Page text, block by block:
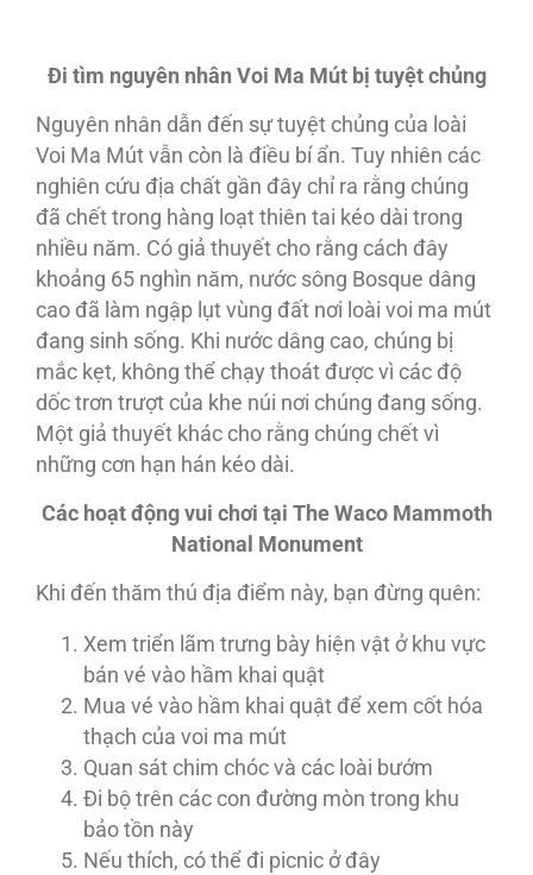
Đi tìm nguyên nhân Voi Ma Mút bị tuyệt chủng
Nguyên nhân dẫn đến sự tuyệt chủng của loài
Voi Ma Mút vẫn còn là điều bí ẩn. Tuy nhiên các
nghiên cứu địa chất gần đây chỉ ra rằng chúng
đã chết trong hàng loạt thiên tai kéo dài trong
nhiều năm. Có giả thuyết cho rằng cách đây
khoảng 65 nghìn năm, nước sông Bosque dâng
cao đã làm ngập lụt vùng đất nơi loài voi ma mút
đang sinh sống. Khi nước dâng cao, chúng bị
mắc kẹt, không thể chạy thoát được vì các độ
dốc trơn trượt của khe núi nơi chúng đang sống.
Một giả thuyết khác cho rằng chúng chết vì
những cơn hạn hán kéo dài.
Các hoạt động vui chơi tại The Waco Mammoth
National Monument
Khi đến thăm thú địa điểm này, bạn đừng quên:
Xem triển lãm trưng bày hiện vật ở khu vực
bán vé vào hầm khai quật
Mua vé vào hầm khai quật để xem cốt hóa
thạch của voi ma mút
Quan sát chim chóc và các loài bướm
Đi bộ trên các con đường mòn trong khu
bảo tồn này
Nếu thích, có thể đi picnic ở đây